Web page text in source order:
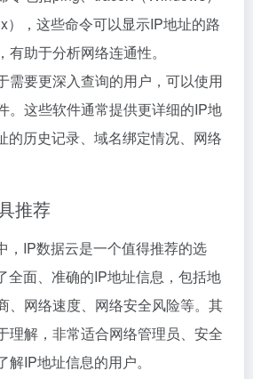
），这些命令可以显示IP地址的路
助于分析网络连通性。
需要更深入查询的用户，可以使用
。这些软件通常提供更详细的IP地
的历史记录、域名绑定情况、网络
推荐
，IP数据云是一个值得推荐的选
全面、准确的IP地址信息，包括地
、网络速度、网络安全风险等。其
理解，非常适合网络管理员、安全
IP地址信息的用户。